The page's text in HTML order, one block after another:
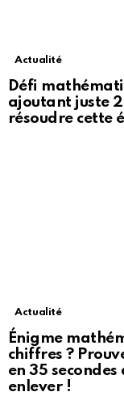
Actualité
Défi
ajoutant juste
résoudre cette
Actualité
Énigme
chiffres ?
en 35
enlever !